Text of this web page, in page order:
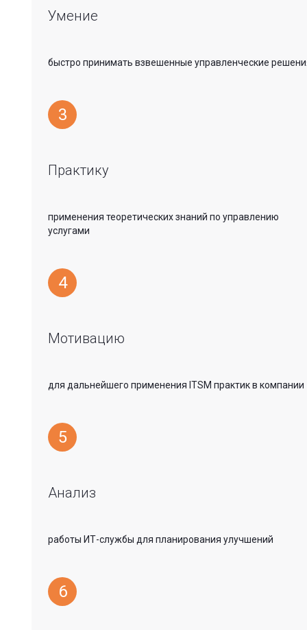
Умение
быстро принимать взвешенные управленческие
3
Практику
применения теоретических знаний по управлению
услугами
4
Мотивацию
для дальнейшего применения ITSM практик в компании
5
Анализ
работы ИТ-службы для планирования улучшений
6